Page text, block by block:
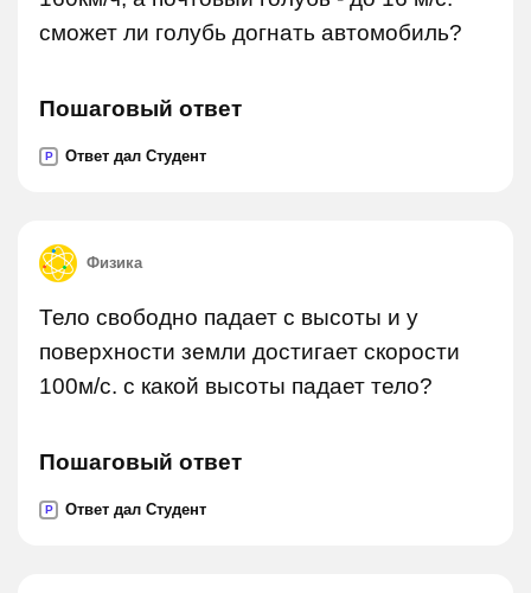
сможет ли голубь догнать автомобиль?
Пошаговый ответ
P Ответ дал Студент
Физика
Тело свободно падает с высоты и у
поверхности земли достигает скорости
100м/c. с какой высоты падает тело?
Пошаговый ответ
P Ответ дал Студент